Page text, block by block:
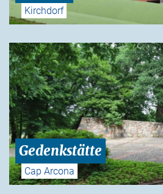
Kirchdorf
Gedenkstätte
Cap Arcona